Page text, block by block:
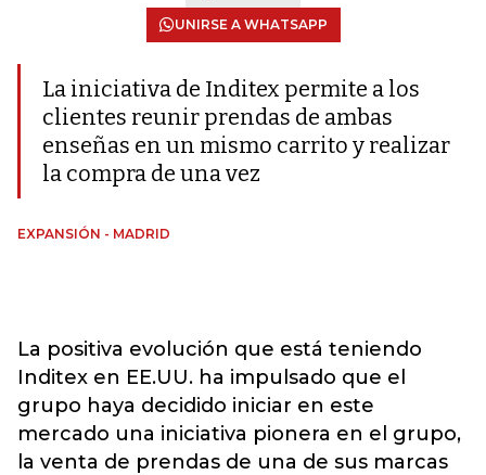
UNIRSE A WHATSAPP
La iniciativa de Inditex permite a los
clientes reunir prendas de ambas
enseñas en un mismo carrito y realizar
la compra de una vez
EXPANSIÓN - MADRID
La positiva evolución que está teniendo
Inditex en EE.UU. ha impulsado que el
grupo haya decidido iniciar en este
mercado una iniciativa pionera en el grupo,
la venta de prendas de una de sus marcas